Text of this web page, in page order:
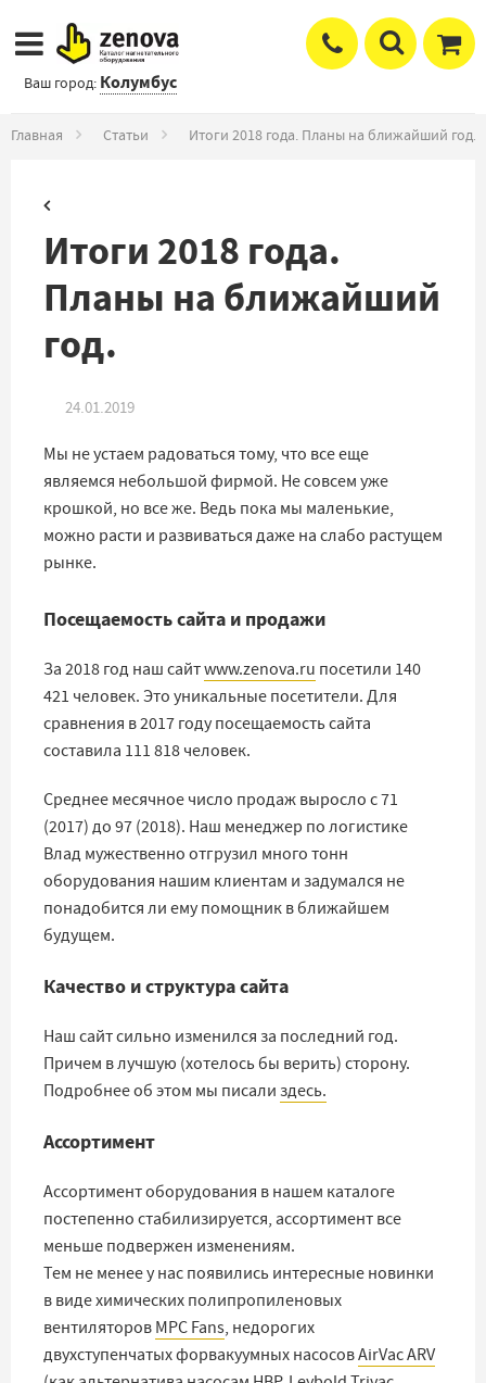
Ваш город: Колумбус
Главная Статьи Итоги 2018 года. Планы на ближайший год.
Итоги 2018 года.
Планы на ближайший
год.
24.01.2019
Мы не устаем радоваться тому, что все еще
являемся небольшой фирмой. Не совсем уже
крошкой, но все же. Ведь пока мы маленькие,
можно расти и развиваться даже на слабо растущем
рынке.
Посещаемость сайта и продажи
За 2018 год наш сайтwww.zenova.ru посетили 140
421 человек. Это уникальные посетители. Для
сравнения в 2017 году посещаемость сайта
составила 111 818 человек.
Среднее месячное число продаж выросло с 71
(2017) до 97 (2018). Наш менеджер по логистике
Влад мужественно отгрузил много тонн
оборудования нашим клиентам и задумался не
понадобится ли ему помощник в ближайшем
будущем.
Качество и структура сайта
Наш сайт сильно изменился за последний год.
Причем в лучшую (хотелось бы верить) сторону.
Подробнее об этом мы писали здесь.
Ассортимент
Ассортимент оборудования в нашем каталоге
постепенно стабилизируется, ассортимент все
меньше подвержен изменениям.
Тем не менее у нас появились интересные новинки
в виде химических полипропиленовых
вентиляторов MPC Fans, недорогих
двухступенчатых форвакуумных насосовAirVac ARV